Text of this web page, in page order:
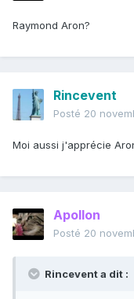
Raymond Aron?
Rincevent
Posté 20
Moi aussi j'apprécie
Apollon
Posté 20
Rincevent a dit :